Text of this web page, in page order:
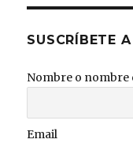
SUSCRÍBETE
Nombre o nombre
Email